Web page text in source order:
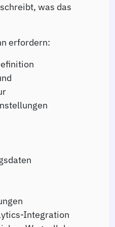
was das
erfordern:
Integration